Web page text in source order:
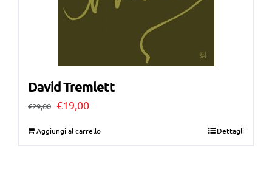
David Tremlett
€29,00 Il
€19,00Il
Aggiungi al carrello Dettagli